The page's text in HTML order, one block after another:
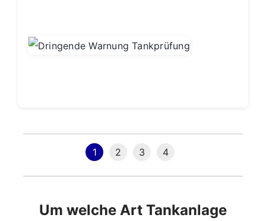
1 2 3 4
Um welche Art Tankanlage